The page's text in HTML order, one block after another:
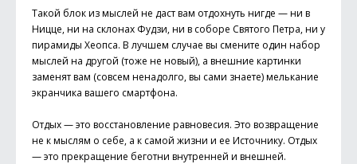
Такой блок из мыслей не даст вам отдохнуть нигде — ни в
Ницце, ни на склонах Фудзи, ни в соборе Святого Петра, ни у
пирамиды Хеопса. В лучшем случае вы смените один набор
мыслей на другой (тоже не новый), а внешние картинки
заменят вам (совсем ненадолго, вы сами знаете) мелькание
экранчика вашего смартфона.
Отдых — это восстановление равновесия. Это возвращение
не к мыслям о себе, а к самой жизни и ее Источнику. Отдых
— это прекращение беготни внутренней и внешней.